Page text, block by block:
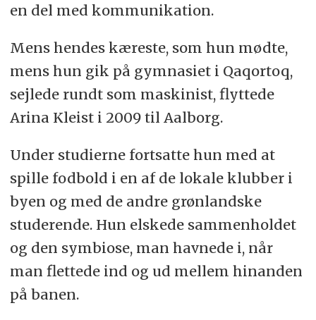
en del med kommunikation.
Mens hendes kæreste, som hun mødte,
mens hun gik på gymnasiet i Qaqortoq,
sejlede rundt som maskinist, flyttede
Arina Kleist i 2009 til Aalborg.
Under studierne fortsatte hun med at
spille fodbold i en af de lokale klubber i
byen og med de andre grønlandske
studerende. Hun elskede sammenholdet
og den symbiose, man havnede i, når
man flettede ind og ud mellem hinanden
på banen.